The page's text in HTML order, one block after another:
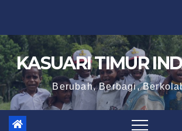
KASUARI TIMUR
Berubah, Berbagi,